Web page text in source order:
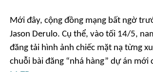
Mới đây, cộng đồng mạng bất ngờ
Jason Derulo. Cụ thể, vào tối 14/5,
đăng tải hình ảnh chiếc mặt nạ từng
chuỗi bài đăng “nhá hàng” dự án mới